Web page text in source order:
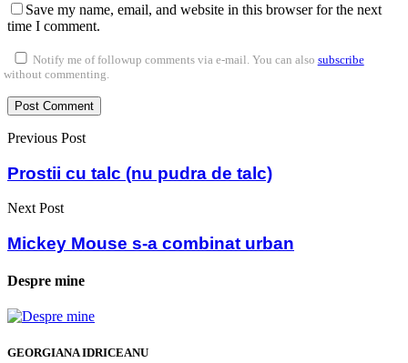
Save my name, email, and website in this browser for the next
time I comment.
Notify me of followup comments via e-mail. You can also subscribe
without commenting.
Previous Post
Prostii cu talc (nu pudra de talc)
Next Post
Mickey Mouse s-a combinat urban
Despre mine
GEORGIANA IDRICEANU